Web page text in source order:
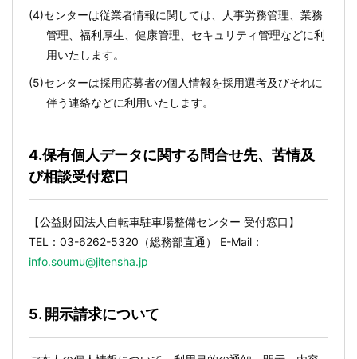
(4)センターは従業者情報に関しては、人事労務管理、業務
管理、福利厚生、健康管理、セキュリティ管理などに利
用いたします。
(5)センターは採用応募者の個人情報を採用選考及びそれに
伴う連絡などに利用いたします。
4.保有個人データに関する問合せ先、苦情及
び相談受付窓口
【公益財団法人自転車駐車場整備センター 受付窓口】
TEL：03-6262-5320（総務部直通） E-Mail：
info.soumu@jitensha.jp
5. 開示請求について